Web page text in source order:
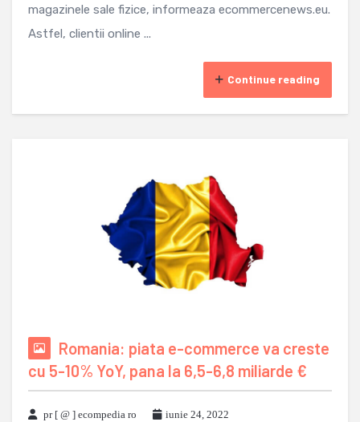
magazinele sale fizice, informeaza ecommercenews.eu.
Astfel, clientii online ...
Continue reading
Romania: piata e-commerce va creste
cu 5-10% YoY, pana la 6,5-6,8 miliarde €
pr [ @ ] ecompedia ro
iunie 24, 2022